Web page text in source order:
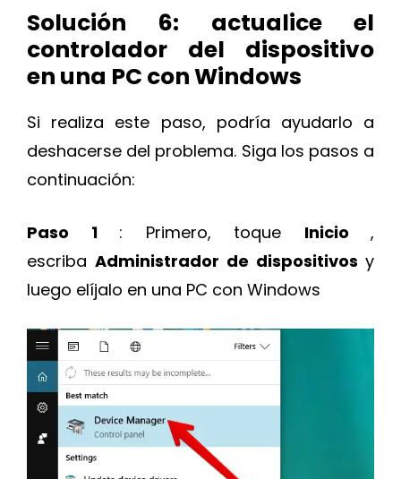
Solución 6: actualice el
controlador del dispositivo
en una PC con Windows
Si realiza este paso, podría ayudarlo a
deshacerse del problema. Siga los pasos a
continuación:
Paso 1 : Primero, toque Inicio ,
escriba Administrador de dispositivos y
luego elíjalo en una PC con Windows